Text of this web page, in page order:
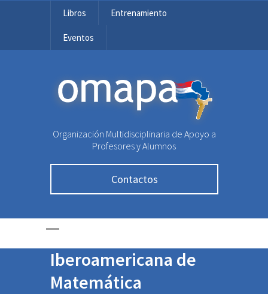
Libros Entrenamiento
Eventos
OMAPA
Organización Multidisciplinaria de Apoyo a
Profesores y Alumnos
Contactos
Jóvenes Paraguayos
participarán en la 33ª
Olimpiada
Iberoamericana de
Matemática